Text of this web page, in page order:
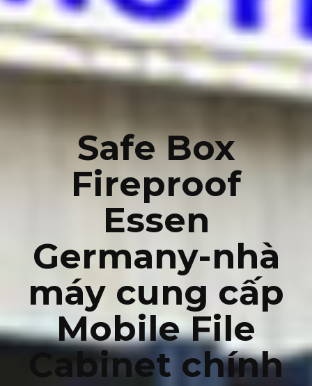
Safe Box
Fireproof
Essen
Germany-nhà
máy cung cấp
Mobile File
Cabinet chính